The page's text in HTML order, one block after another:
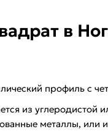
в
профиль с
из углеродистой
металлы, или